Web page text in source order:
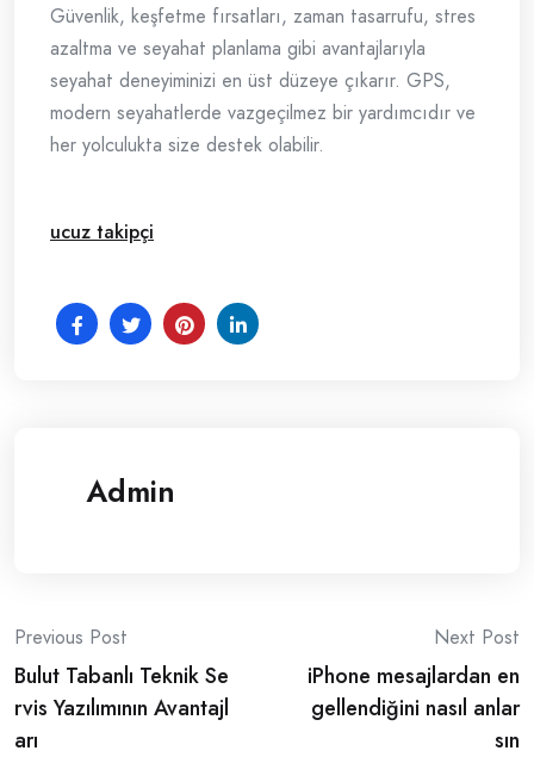
Güvenlik, keşfetme fırsatları, zaman tasarrufu, stres
azaltma ve seyahat planlama gibi avantajlarıyla
seyahat deneyiminizi en üst düzeye çıkarır. GPS,
modern seyahatlerde vazgeçilmez bir yardımcıdır ve
her yolculukta size destek olabilir.
ucuz takipçi
Admin
Post
navigation
Previous Post
Bulut Tabanlı Teknik Se
rvis Yazılımının Avantajl
arı
Next Post
iPhone mesajlardan en
gellendiğini nasıl anlar
sın